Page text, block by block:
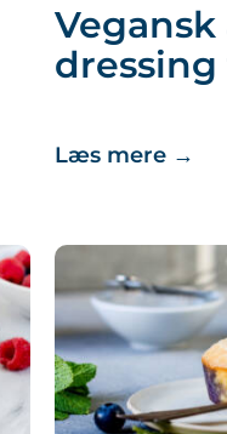
Vegansk
Læs mere →